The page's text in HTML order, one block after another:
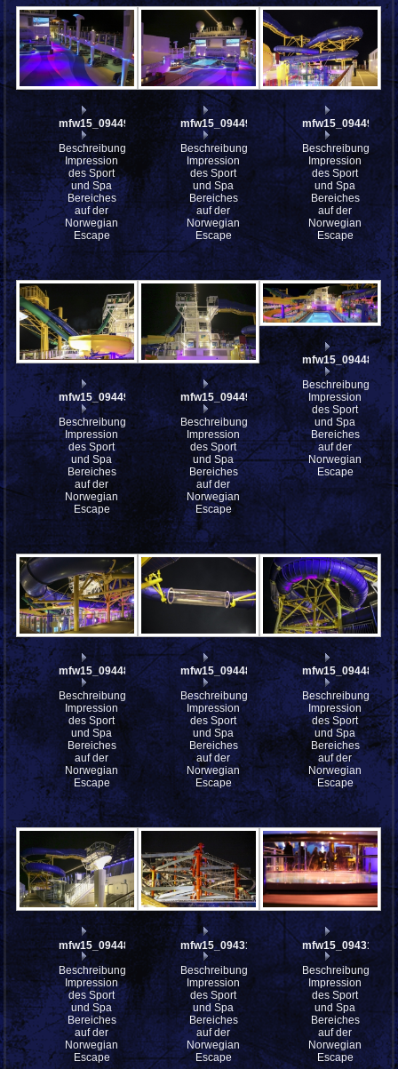
mfw15_094498
Beschreibung:
Impression
des Sport
und Spa
Bereiches
auf der
Norwegian
Escape
mfw15_094496
Beschreibung:
Impression
des Sport
und Spa
Bereiches
auf der
Norwegian
Escape
mfw15_094495
Beschreibung:
Impression
des Sport
und Spa
Bereiches
auf der
Norwegian
Escape
mfw15_094494
Beschreibung:
Impression
des Sport
und Spa
Bereiches
auf der
Norwegian
Escape
mfw15_094492
Beschreibung:
Impression
des Sport
und Spa
Bereiches
auf der
Norwegian
Escape
mfw15_094489st
Beschreibung:
Impression
des Sport
und Spa
Bereiches
auf der
Norwegian
Escape
mfw15_094485
Beschreibung:
Impression
des Sport
und Spa
Bereiches
auf der
Norwegian
Escape
mfw15_094483
Beschreibung:
Impression
des Sport
und Spa
Bereiches
auf der
Norwegian
Escape
mfw15_094481
Beschreibung:
Impression
des Sport
und Spa
Bereiches
auf der
Norwegian
Escape
mfw15_094480
Beschreibung:
Impression
des Sport
und Spa
Bereiches
auf der
Norwegian
Escape
mfw15_094319
Beschreibung:
Impression
des Sport
und Spa
Bereiches
auf der
Norwegian
Escape
mfw15_094318
Beschreibung:
Impression
des Sport
und Spa
Bereiches
auf der
Norwegian
Escape